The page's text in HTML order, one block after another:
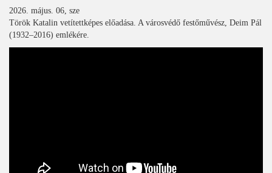
2026. május. 06, sze
Török Katalin vetítettképes előadása. A városvédő festőművész, Deim Pál
(1932–2016) emlékére.